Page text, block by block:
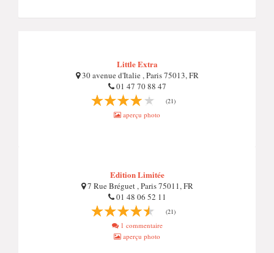
Little Extra
30 avenue d'Italie , Paris 75013, FR
01 47 70 88 47
(21)
aperçu photo
Edition Limitée
7 Rue Bréguet , Paris 75011, FR
01 48 06 52 11
(21)
1 commentaire
aperçu photo